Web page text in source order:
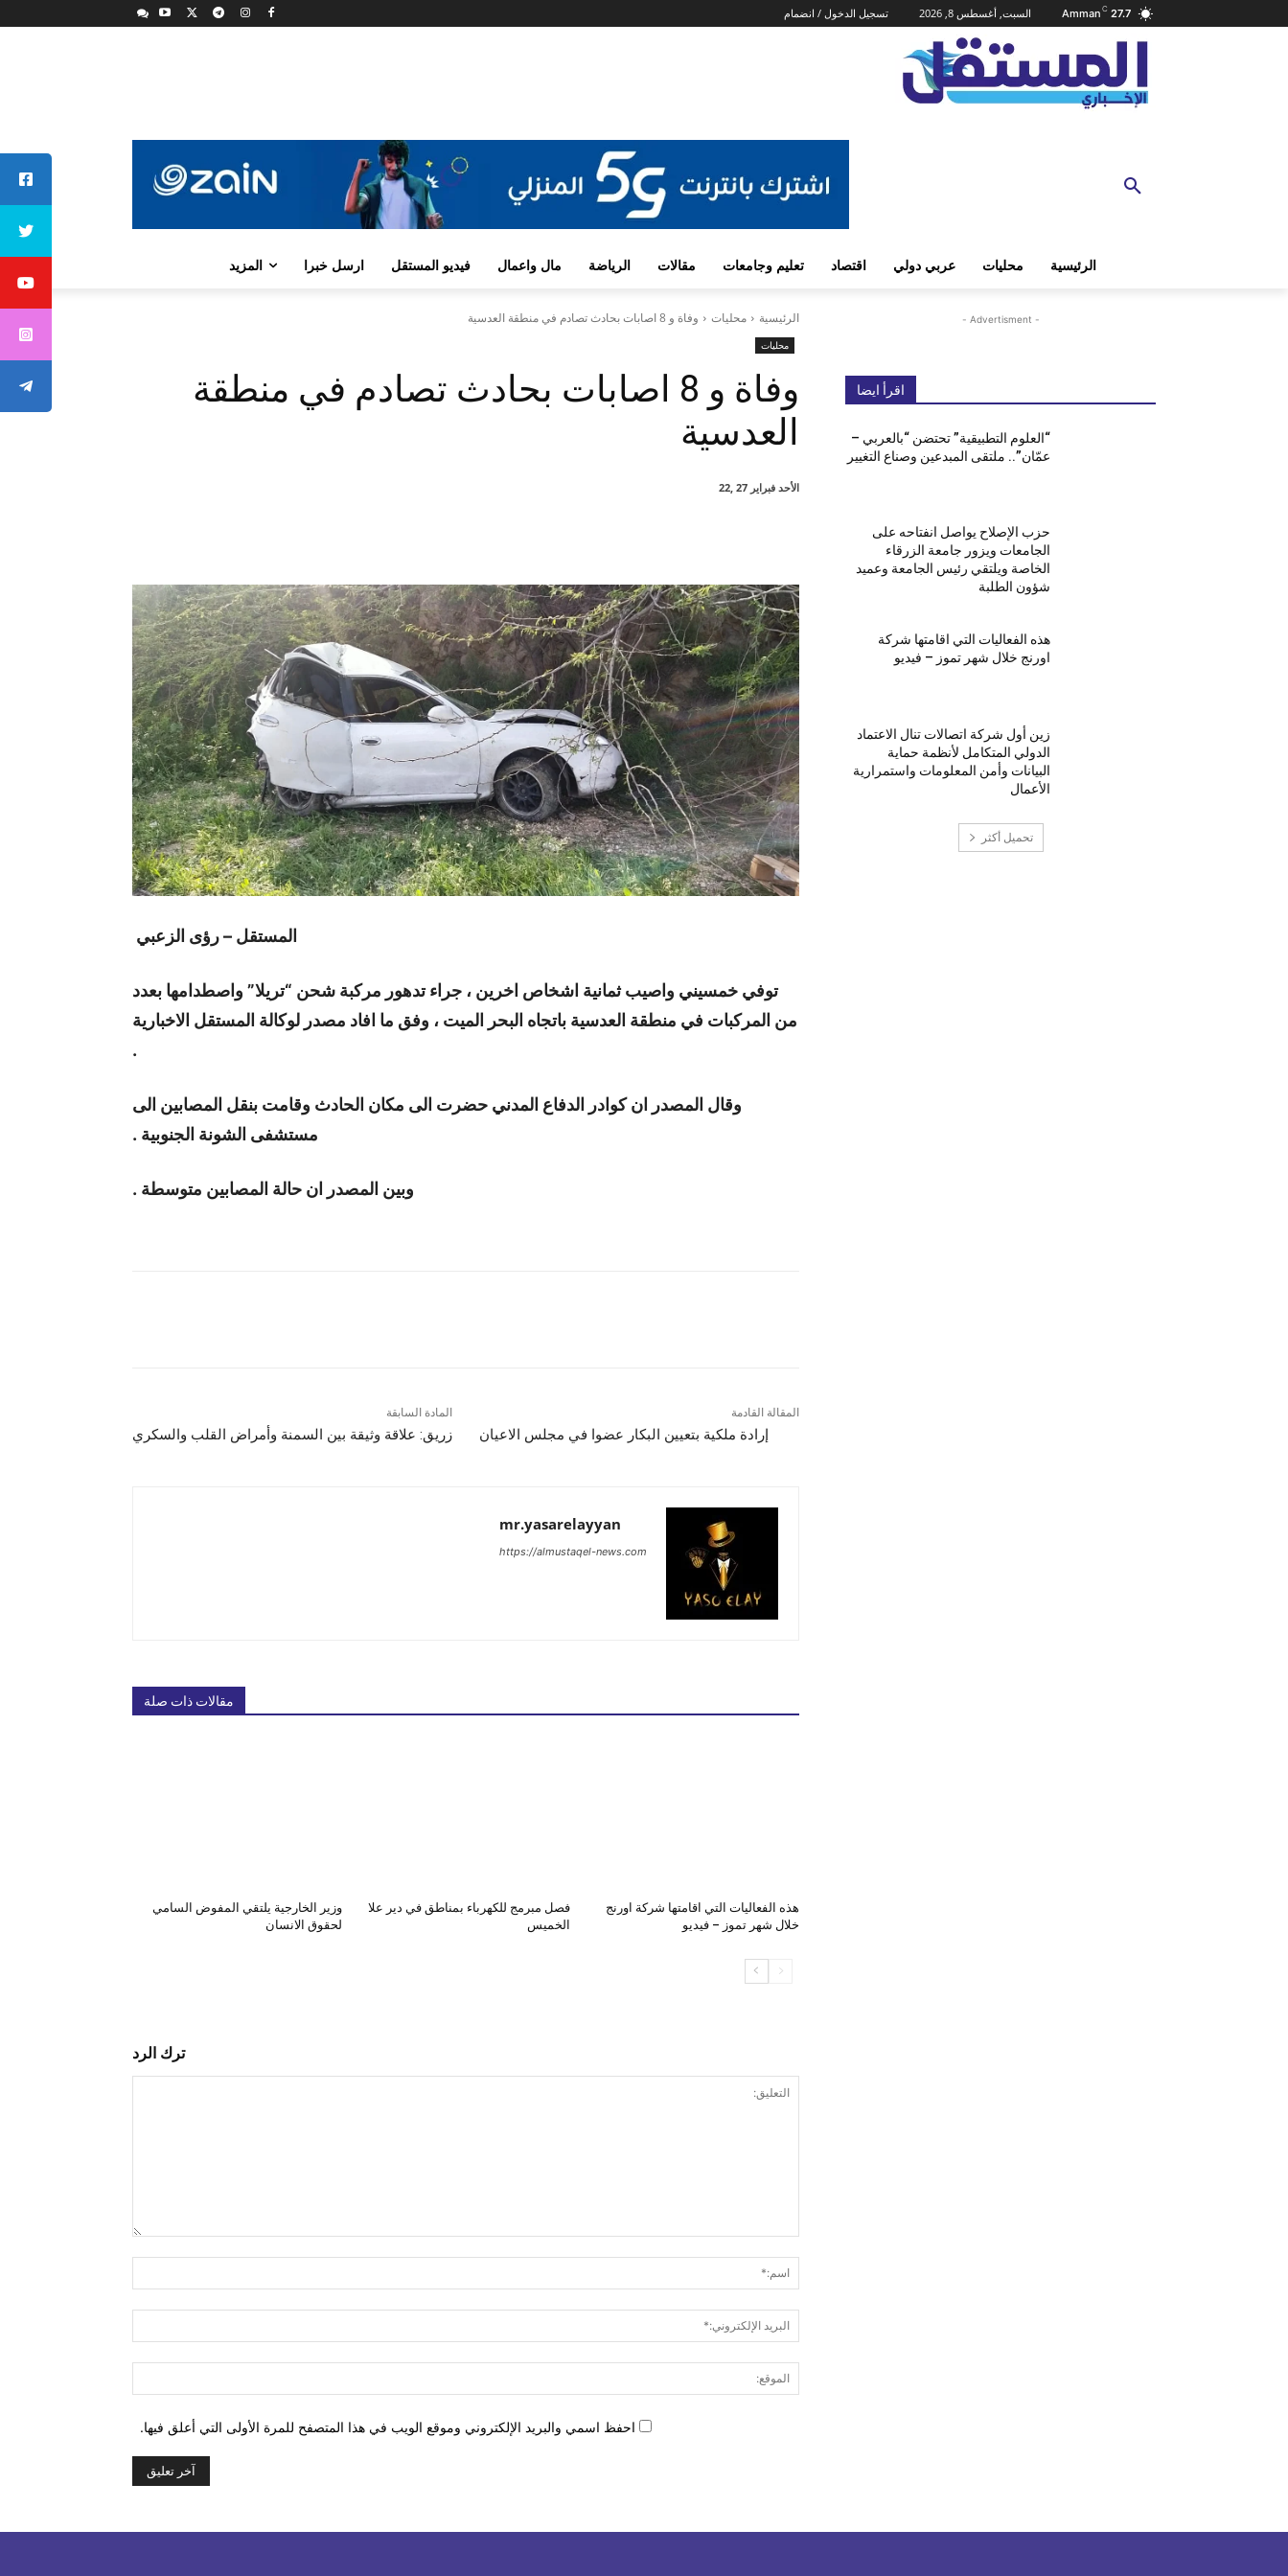
27.7
C
Amman السبت, أغسطس 8, 2026 تسجيل الدخول / انضمام
الرئيسية محليات عربي دولي اقتصاد تعليم وجامعات مقالات الرياضة مال واعمال فيديو المستقل ارسل خبرا المزيد
الرئيسية محليات وفاة و 8 اصابات بحادث تصادم في منطقة العدسية
محليات
وفاة و 8 اصابات بحادث تصادم في منطقة
العدسية
الأحد فبراير 27 ,22
المستقل – رؤى الزعبي
توفي خمسيني واصيب ثمانية اشخاص اخرين ، جراء تدهور مركبة شحن “تريلا” واصطدامها بعدد
من المركبات في منطقة العدسية باتجاه البحر الميت ، وفق ما افاد مصدر لوكالة المستقل الاخبارية
.
وقال المصدر ان كوادر الدفاع المدني حضرت الى مكان الحادث وقامت بنقل المصابين الى
مستشفى الشونة الجنوبية .
وبين المصدر ان حالة المصابين متوسطة .
المادة السابقة
زريق: علاقة وثيقة بين السمنة وأمراض القلب والسكري
المقالة القادمة
إرادة ملكية بتعيين البكار عضوا في مجلس الاعيان
mr.yasarelayyan
https://almustaqel-news.com
مقالات ذات صلة
هذه الفعاليات التي اقامتها شركة اورنج
خلال شهر تموز – فيديو
فصل مبرمج للكهرباء بمناطق في دير علا
الخميس
وزير الخارجية يلتقي المفوض السامي
لحقوق الانسان
ترك الرد
الإلكتروني:*
احفظ اسمي والبريد الإلكتروني وموقع الويب في هذا المتصفح للمرة الأولى التي أعلق فيها.
- Advertisment -
اقرأ ايضا
“العلوم التطبيقية” تحتضن “بالعربي –
عمّان”.. ملتقى المبدعين وصناع التغيير
حزب الإصلاح يواصل انفتاحه على
الجامعات ويزور جامعة الزرقاء
الخاصة ويلتقي رئيس الجامعة وعميد
شؤون الطلبة
هذه الفعاليات التي اقامتها شركة
اورنج خلال شهر تموز – فيديو
زين أول شركة اتصالات تنال الاعتماد
الدولي المتكامل لأنظمة حماية
البيانات وأمن المعلومات واستمرارية
الأعمال
تحميل أكثر